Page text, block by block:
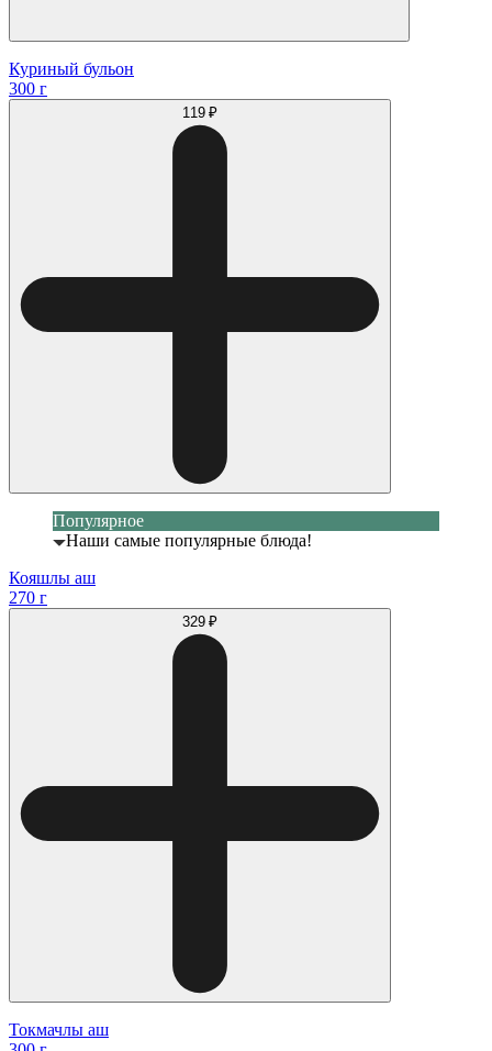
Куриный бульон
300 г
119 ₽
Популярное
Наши самые популярные блюда!
Кояшлы аш
270 г
329 ₽
Токмачлы аш